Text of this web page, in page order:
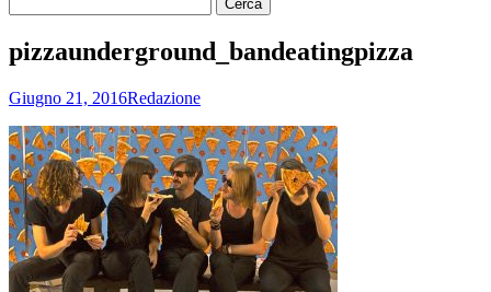
pizzaunderground_bandeatingpizza
Giugno 21, 2016Redazione